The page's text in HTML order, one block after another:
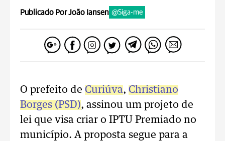
Publicado Por João Iansen @Siga-me
O prefeito de Curiúva, Christiano
Borges (PSD), assinou um projeto de
lei que visa criar o IPTU Premiado no
município. A proposta segue para a